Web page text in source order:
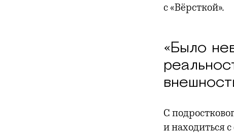
с «Вёрсткой».
«Было
С
и находиться